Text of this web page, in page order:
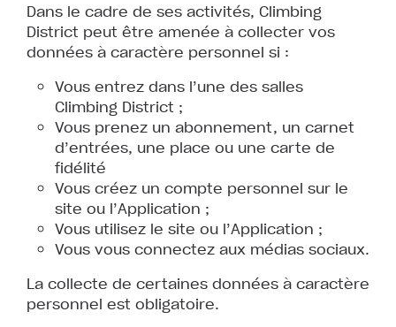
Dans le cadre de ses activités, Climbing
District peut être amenée à collecter vos
données à caractère personnel si :
Vous entrez dans l’une des salles
Climbing District ;
Vous prenez un abonnement, un carnet
d’entrées, une place ou une carte de
fidélité
Vous créez un compte personnel sur le
site ou l’Application ;
Vous utilisez le site ou l’Application ;
Vous vous connectez aux médias sociaux.
La collecte de certaines données à caractère
personnel est obligatoire.